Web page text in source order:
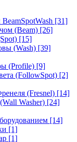
[31]
(Beam) [26]
[15]
(Wash) [39]
(Profile) [9]
(FollowSpot) [2]
(Fresnel) [14]
Washer) [24]
[14]
[1]
[1]